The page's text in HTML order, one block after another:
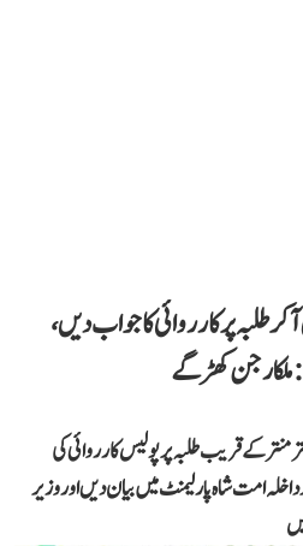
طلبہ پر کارروائی کا جواب دیں،
ملکارجن کھڑگے
کے قریب طلبہ پر پولیس کارروائی کی
امت شاہ پارلیمنٹ میں بیان دیں اور وزیر